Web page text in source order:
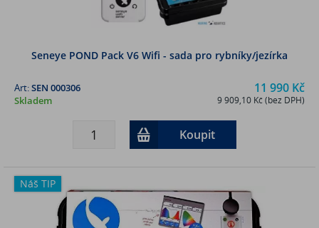
Seneye POND Pack V6 Wifi - sada pro rybníky/jezírka
11 990 Kč
9 909,10 Kč (bez DPH)
Art:SEN 000306
Skladem
Koupit
Náš TIP